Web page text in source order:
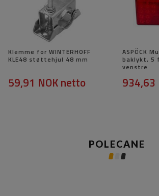
Klemme for WINTERHOFF
KLE48 støttehjul 48 mm
59,91 NOKnetto
ASPÖCK
baklykt, 5
venstre
934,63
POLECANE